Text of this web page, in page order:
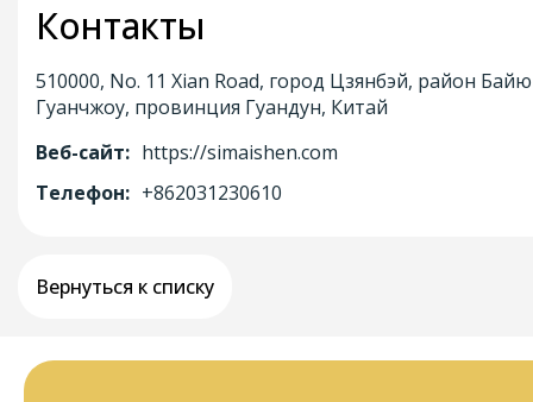
Контакты
510000, No. 11 Xian Road, город Цзянбэй, район
Гуанчжоу, провинция Гуандун, Китай
Веб-сайт: https://simaishen.com
Телефон: +862031230610
Вернуться к списку